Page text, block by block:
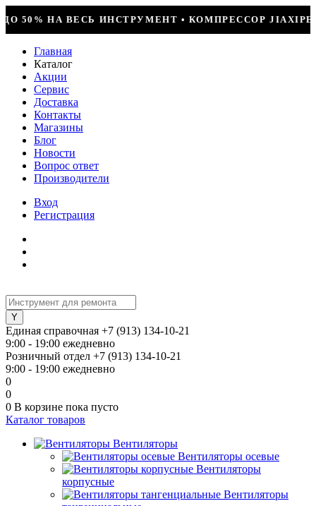
JIAXIPERA T1114YB, 170ВТ, R-600 =
Главная
Каталог
Акции
Сервис
Доставка
Контакты
Магазины
Блог
Новости
Вопрос ответ
Производители
Вход
Регистрация
Единая справочная +7 (913) 134-10-21
9:00 - 19:00 ежедневно
Розничный отдел +7 (913) 134-10-21
9:00 - 19:00 ежедневно
0
0
0 В корзине пока пусто
Каталог товаров
Вентиляторы
Вентиляторы осевые
Вентиляторы
корпусные
Вентиляторы